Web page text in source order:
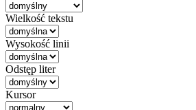
Wielkość tekstu
Wysokość linii
Odstęp liter
Kursor